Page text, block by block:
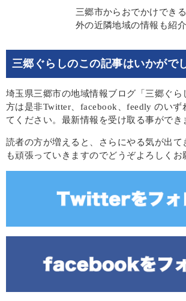
三郷市からおでかけでき
外の近隣地域の情報も紹
三郷ぐらしのこの記事はいかがで
埼玉県三郷市の地域情報ブログ「三郷ぐら
方は是非Twitter、facebook、feedly のいず
てください。最新情報を受け取る事ができ
読者の方が増えると、さらにやる気が出て
も頑張っていきますのでどうぞよろしくお